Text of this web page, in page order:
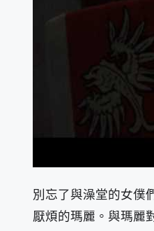
別忘了與澡堂的女僕
厭煩的瑪麗。與瑪麗